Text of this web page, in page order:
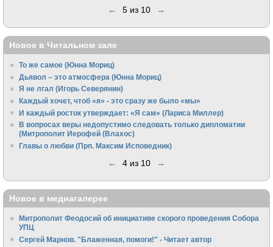
← 5 из 10 →
Новое в Читальном зале
То же самое (Юнна Мориц)
Дьявол – это атмосфера (Юнна Мориц)
Я не лгал (Игорь Северянин)
Каждый хочет, чтоб «я» - это сразу же было «мы»
И каждый росток утверждает: «Я сам» (Лариса Миллер)
В вопросах веры недопустимо следовать только дипломатии
(Митрополит Иерофей (Влахос)
Главы о любви (Прп. Максим Исповедник)
← 4 из 10 →
Новое в медиагалерее
Митрополит Феодосий об инициативе скорого проведения Собора
УПЦ
Сергей Марнов. "Блаженная, помоги!" - Читает автор